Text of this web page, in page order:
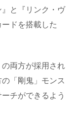
』と『リンク・ヴ
ドを搭載した
の両方が採用され
「剛鬼」モンス
チができるよう